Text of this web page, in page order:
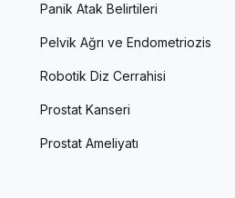
Panik Atak Belirtileri
Pelvik Ağrı ve Endometriozis
Robotik Diz Cerrahisi
Prostat Kanseri
Prostat Ameliyatı